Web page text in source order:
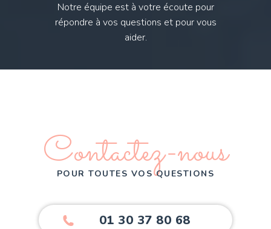
Notre équipe est à votre écoute pour
répondre à vos questions et pour vous
aider.
Contactez-nous
POUR TOUTES VOS QUESTIONS
01 30 37 80 68